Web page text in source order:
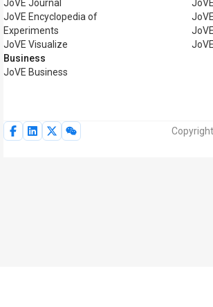
JoVE Journal
JoVE Encyclopedia of
Experiments
JoVE Visualize
Business
JoVE Business